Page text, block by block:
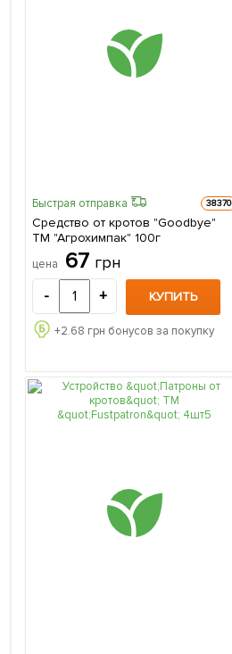
Быстрая отправка 38370
Средство от кротов "Goodbye"
ТМ "Агрохимпак" 100г
цена 67 грн
- + КУПИТЬ
+2.68 грн бонусов за покупку